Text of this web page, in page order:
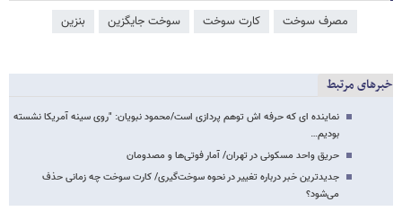
مصرف سوخت کارت سوخت سوخت جایگزین بنزین
خبرهای مرتبط
نماینده ای که حرفه اش توهم پردازی است/محمود نبویان: "روی سینه آمریکا نشسته
بودیم…
حریق واحد مسکونی در تهران/ آمار فوتی‌ها و مصدومان
جدیدترین خبر درباره تغییر در نحوه سوخت‌گیری/ کارت سوخت چه زمانی حذف
می‌شود؟